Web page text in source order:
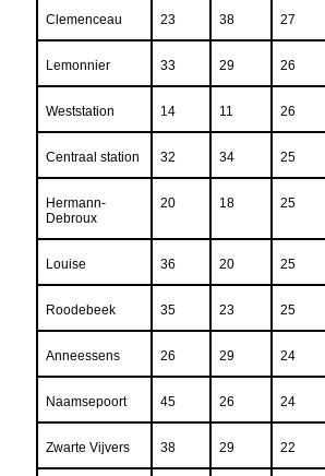
Clemenceau 23 38 27
Lemonnier 33 29 26
Weststation 14 11 26
Centraal station 32 34 25
Hermann-
Debroux
20 18 25
Louise 36 20 25
Roodebeek 35 23 25
Anneessens 26 29 24
Naamsepoort 45 26 24
Zwarte Vijvers 38 29 22